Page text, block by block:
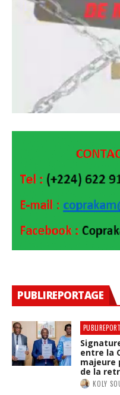
PUBLIREPORTAGE
entre la
majeure
de la
KOLY